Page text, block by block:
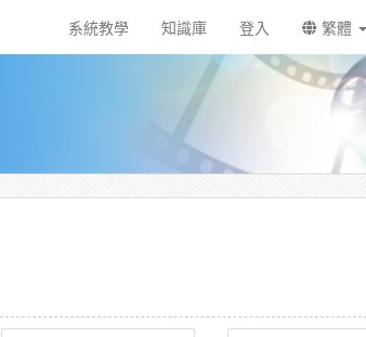
系統教學 知識庫 登入 繁體